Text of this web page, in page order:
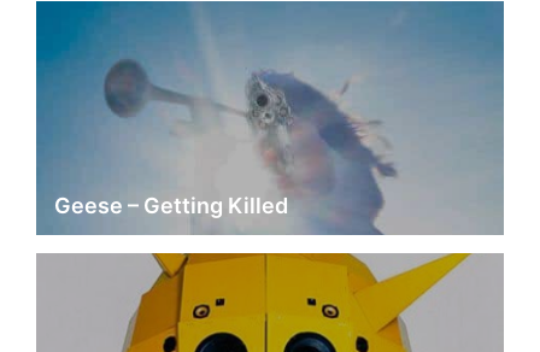
Geese – Getting Killed